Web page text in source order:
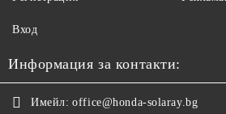
Вход
Информация за контакти:
Имейл: office@honda-solaray.bg